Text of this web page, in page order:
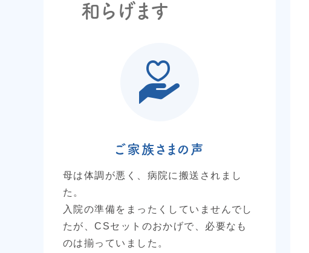
和らげます
ご家族さまの声
母は体調が悪く、病院に搬送されまし
た。
入院の準備をまったくしていませんでし
たが、CSセットのおかげで、必要なも
のは揃っていました。